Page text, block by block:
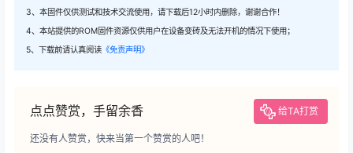
3、本固件仅供测试和技术交流使用，请下载后12小时内删除，谢谢合作！
4、本站提供的ROM固件资源仅供用户在设备变砖及无法开机的情况下使用；
5、下载前请认真阅读 《免责声明》
点点赞赏，手留余香 给TA打赏
还没有人赞赏，快来当第一个赞赏的人吧！